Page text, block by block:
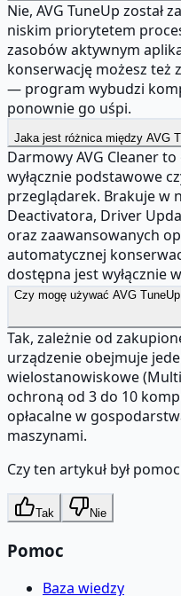
Nie, AVG TuneUp został
niskim priorytetem
zasobów aktywnym
konserwację możesz też
— program wybudzi
ponownie go uśpi.
Jaka jest różnica między AVG
Darmowy AVG Cleaner
wyłącznie podstawowe
przeglądarek. Brakuje w
Deactivatora, Driver
oraz zaawansowanych
automatycznej
dostępna jest wyłącznie
Czy mogę używać AVG
Tak, zależnie od
urządzenie obejmuje
wielostanowiskowe
ochroną od 3 do 10
opłacalne w
maszynami.
Czy ten artykuł był
Tak Nie
Pomoc
Baza wiedzy